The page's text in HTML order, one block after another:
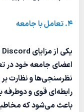
4. تعامل با جامعه
اعضای جامعه خود در
نظرسنجی‌ها و نظارت
رابطه‌ای قوی و دوطرفه
باعث می‌شود که